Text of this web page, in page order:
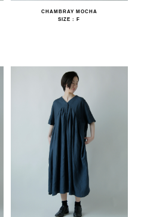
CHAMBRAY MOCHA
SIZE : F